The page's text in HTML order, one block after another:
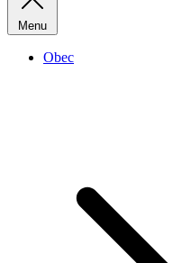
Menu
Obec